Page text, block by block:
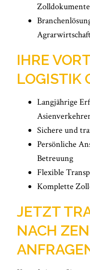
IHRE
LOGISTIK
Langjährige
Sichere und
Persönliche
Betreuung
Flexible
Komplette
JETZT
NACH